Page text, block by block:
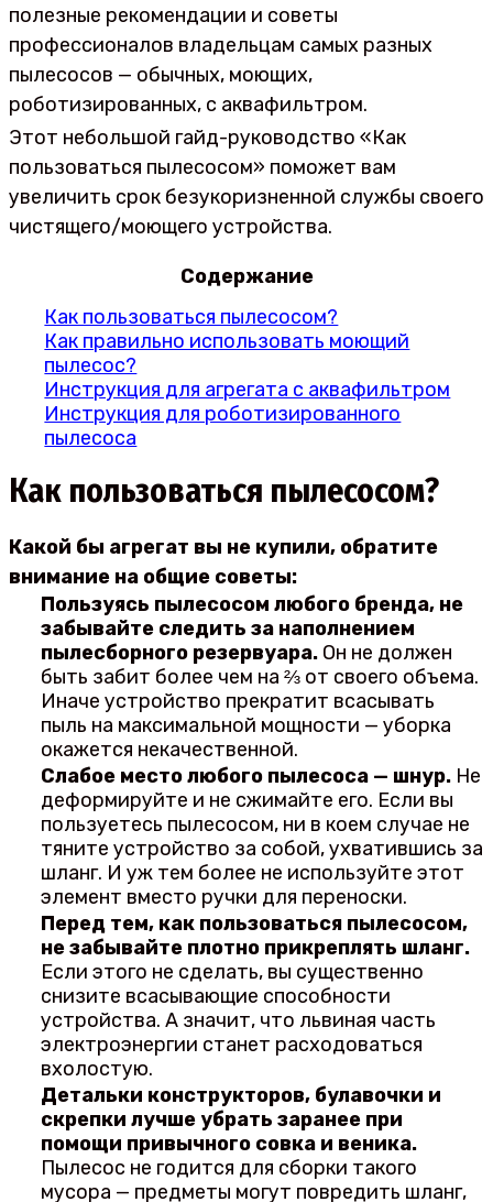
полезные рекомендации и советы
профессионалов владельцам самых разных
пылесосов — обычных, моющих,
роботизированных, с аквафильтром.
Этот небольшой гайд-руководство «Как
пользоваться пылесосом» поможет вам
увеличить срок безукоризненной службы своего
чистящего/моющего устройства.
Содержание
Как пользоваться пылесосом?
Как правильно использовать моющий
пылесос?
Инструкция для агрегата с аквафильтром
Инструкция для роботизированного
пылесоса
Как пользоваться пылесосом?
Какой бы агрегат вы не купили, обратите
внимание на общие советы:
Пользуясь пылесосом любого бренда, не
забывайте следить за наполнением
пылесборного резервуара.Он не должен
быть забит более чем на ⅔ от своего объема.
Иначе устройство прекратит всасывать
пыль на максимальной мощности — уборка
окажется некачественной.
Слабое место любого пылесоса — шнур.Не
деформируйте и не сжимайте его. Если вы
пользуетесь пылесосом, ни в коем случае не
тяните устройство за собой, ухватившись за
шланг. И уж тем более не используйте этот
элемент вместо ручки для переноски.
Перед тем, как пользоваться пылесосом,
не забывайте плотно прикреплять шланг.
Если этого не сделать, вы существенно
снизите всасывающие способности
устройства. А значит, что львиная часть
электроэнергии станет расходоваться
вхолостую.
Детальки конструкторов, булавочки и
скрепки лучше убрать заранее при
помощи привычного совка и веника.
Пылесос не годится для сборки такого
мусора — предметы могут повредить шланг,